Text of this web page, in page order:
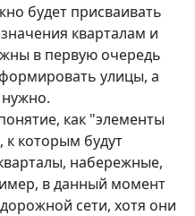
будет присваивать
кварталам и
в первую очередь
улицы, а
как "элементы
к которым будут
набережные,
в данный момент
сети, хотя они